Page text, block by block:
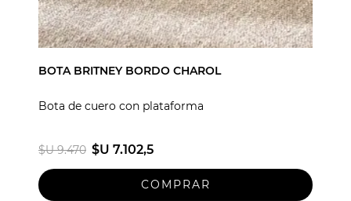
BOTA BRITNEY BORDO CHAROL
Bota de cuero con plataforma
$U 9.470 $U 7.102,5